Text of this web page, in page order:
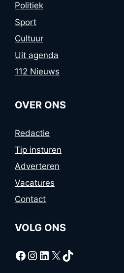
Politiek
Sport
Cultuur
Uit agenda
112 Nieuws
OVER ONS
Redactie
Tip insturen
Adverteren
Vacatures
Contact
VOLG ONS
Facebook
Instagram
LinkedIn
X TikTok